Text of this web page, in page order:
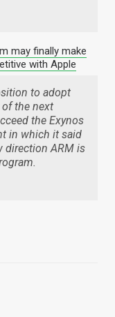
may finally make
with Apple
to adopt
of the next
the Exynos
in which it said
direction ARM is